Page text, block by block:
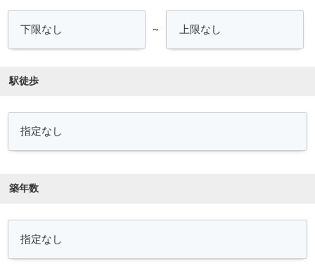
～
駅徒歩
築年数